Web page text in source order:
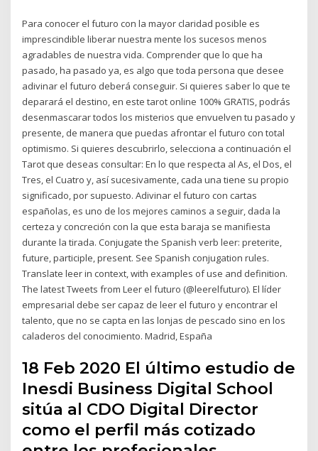
Para conocer el futuro con la mayor claridad posible es
imprescindible liberar nuestra mente los sucesos menos
agradables de nuestra vida. Comprender que lo que ha
pasado, ha pasado ya, es algo que toda persona que desee
adivinar el futuro deberá conseguir. Si quieres saber lo que te
deparará el destino, en este tarot online 100% GRATIS, podrás
desenmascarar todos los misterios que envuelven tu pasado y
presente, de manera que puedas afrontar el futuro con total
optimismo. Si quieres descubrirlo, selecciona a continuación el
Tarot que deseas consultar: En lo que respecta al As, el Dos, el
Tres, el Cuatro y, así sucesivamente, cada una tiene su propio
significado, por supuesto. Adivinar el futuro con cartas
españolas, es uno de los mejores caminos a seguir, dada la
certeza y concreción con la que esta baraja se manifiesta
durante la tirada. Conjugate the Spanish verb leer: preterite,
future, participle, present. See Spanish conjugation rules.
Translate leer in context, with examples of use and definition.
The latest Tweets from Leer el futuro (@leerelfuturo). El líder
empresarial debe ser capaz de leer el futuro y encontrar el
talento, que no se capta en las lonjas de pescado sino en los
caladeros del conocimiento. Madrid, España
18 Feb 2020 El último estudio de
Inesdi Business Digital School
sitúa al CDO Digital Director
como el perfil más cotizado